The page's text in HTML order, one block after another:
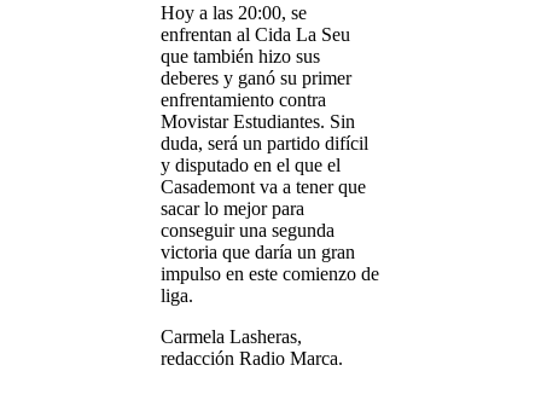
Hoy a las 20:00, se
enfrentan al Cida La Seu
que también hizo sus
deberes y ganó su primer
enfrentamiento contra
Movistar Estudiantes. Sin
duda, será un partido difícil
y disputado en el que el
Casademont va a tener que
sacar lo mejor para
conseguir una segunda
victoria que daría un gran
impulso en este comienzo de
liga.
Carmela Lasheras,
redacción Radio Marca.